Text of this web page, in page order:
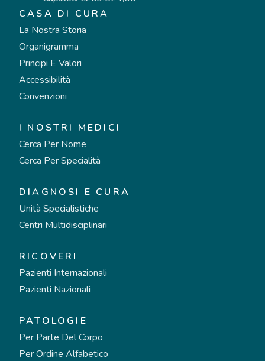
CASA DI CURA
La Nostra Storia
Organigramma
Principi E Valori
Accessibilità
Convenzioni
I NOSTRI MEDICI
Cerca Per Nome
Cerca Per Specialità
DIAGNOSI E CURA
Unità Specialistiche
Centri Multidisciplinari
RICOVERI
Pazienti Internazionali
Pazienti Nazionali
PATOLOGIE
Per Parte Del Corpo
Per Ordine Alfabetico